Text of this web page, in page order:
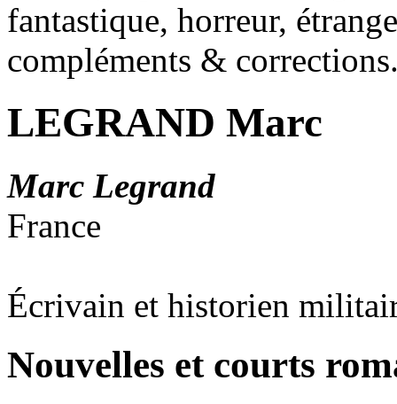
fantastique, horreur,
compléments &
LEGRAND Marc
Marc Legrand
France
Écrivain et historien
Nouvelles et courts